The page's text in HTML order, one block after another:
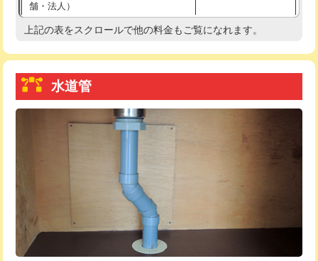
用/3ｍまで)
給水管工事※（塩ビ管（VP・HI）使
+8,800円
給水管工事※（ライニング鋼管・銅
管・ポリ管・HT管使用/3ｍまで)
給水管工事※（ライニング鋼管・銅
管・ポリ管・HT管使用/3ｍ超え)
排水管工事（土の掘削・埋め戻し作
11,000円~
排水管工事（排水管工事/3ｍまで） 55,000円
排水管工事（追加 排水管工事/3ｍ超
舗・法人）
高度高圧洗浄換 現地調査
トーラー機使用/3mまで
追加トーラー機使用/3m超え
8,800円
止水・漏水調査・防水処理・清掃・修
理・調整・分解・加工など（軽作業）
11,000円
止水・漏水調査・防水処理・清掃・修
上記の表をスクロールで他の料金もご覧になれます。
水道管